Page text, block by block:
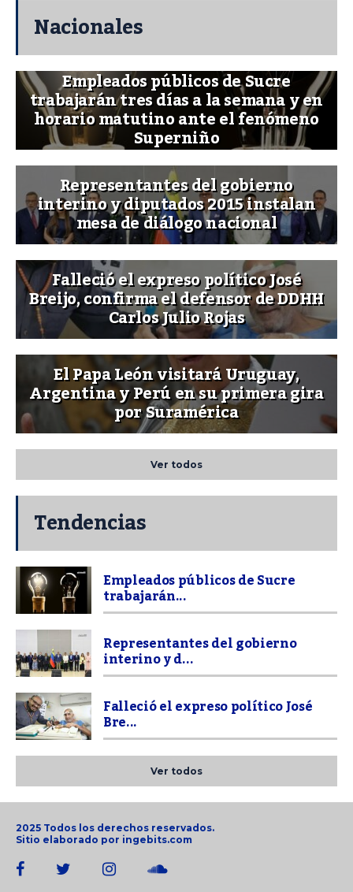
Nacionales
Empleados públicos de Sucre
trabajarán tres días a la semana y en
horario matutino ante el fenómeno
Superniño
Representantes del gobierno
interino y diputados 2015 instalan
mesa de diálogo nacional
Falleció el expreso político José
Breijo, confirma el defensor de DDHH
Carlos Julio Rojas
El Papa León visitará Uruguay,
Argentina y Perú en su primera gira
por Suramérica
Ver todos
Tendencias
Empleados públicos de Sucre
trabajarán...
Representantes del gobierno
interino y d...
Falleció el expreso político José
Bre...
Ver todos
2025 Todos los derechos reservados.
Sitio elaborado por ingebits.com